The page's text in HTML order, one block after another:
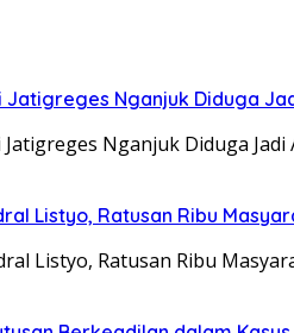
Jatigreges Nganjuk Diduga
Jatigreges Nganjuk Diduga
Listyo, Ratusan Ribu
Listyo, Ratusan Ribu